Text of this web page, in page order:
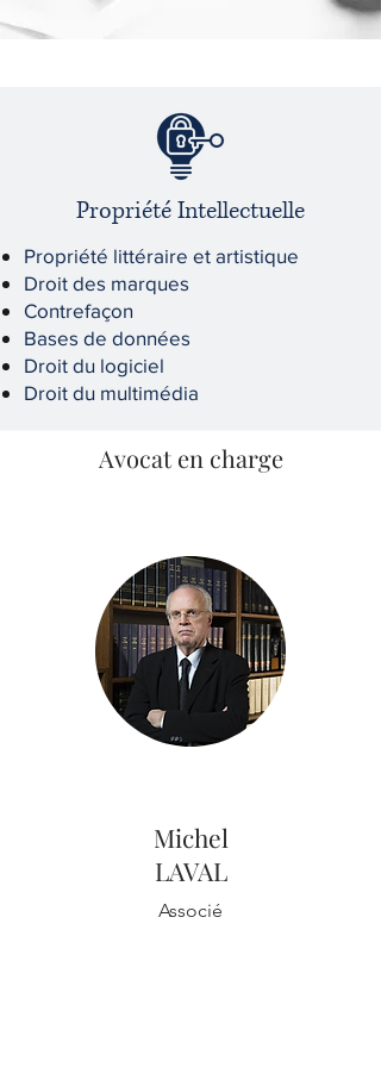
Propriété Intellectuelle
Propriété littéraire et artistique
Droit des marques
Contrefaçon
Bases de données
Droit du logiciel
Droit du multimédia
Avocat en charge
Michel
LAVAL
Associé